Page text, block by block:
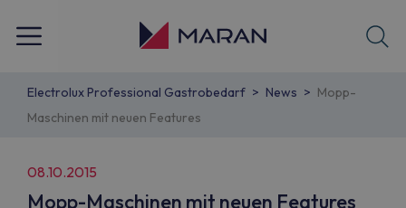
Electrolux Professional Gastrobedarf News
Mopp-
Maschinen mit neuen Features
08.10.2015
Mopp-Maschinen mit neuen Features